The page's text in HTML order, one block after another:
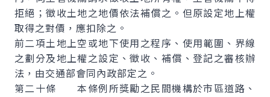
拒絕；徵收土地之地價依法補償之。但原設定地上權
取得之對價，應扣除之。
前二項土地上空或地下使用之程序、使用範圍、界線
之劃分及地上權之設定、徵收、補償、登記之審核辦
法，由交通部會同內政部定之。
第二十條 本條例所獎勵之民間機構於市區道路、